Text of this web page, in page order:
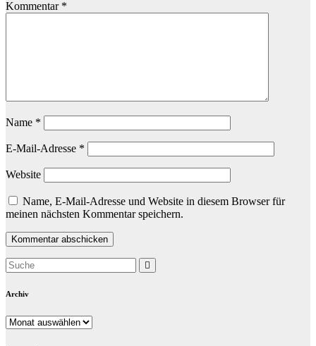
Kommentar *
Name *
E-Mail-Adresse *
Website
Name, E-Mail-Adresse und Website in diesem Browser für
meinen nächsten Kommentar speichern.
Archiv
Archiv